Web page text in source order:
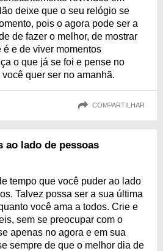
deixe que o seu relógio se
pois o agora pode ser a
de fazer o melhor, de mostrar
e de viver momentos
o que já se foi e pense no
quer ser no amanhã.
COMPARTILHAR
ao lado de pessoas
tempo que você puder ao lado
Talvez possa ser a sua última
você ama a todos. Crie e
sem se preocupar com o
apenas no agora e em sua
sempre de que o melhor dia de